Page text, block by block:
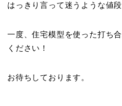
はっきり言って迷うような値
一度、住宅模型を使った打ち
ください！
お待ちしております。